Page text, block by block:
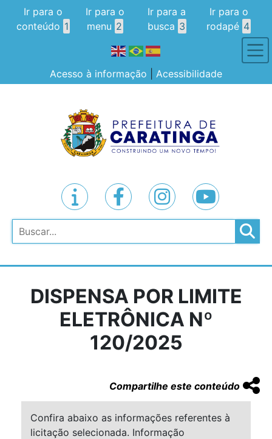
Ir para o
conteúdo 1
Ir para o
menu 2
Ir para a
busca 3
Ir para o
rodapé 4
Acesso à informação Acessibilidade
Pesquisar
DISPENSA POR LIMITE
ELETRÔNICA Nº
120/2025
Compartilhe este conteúdo
Confira abaixo as informações referentes à
licitação selecionada. Informação